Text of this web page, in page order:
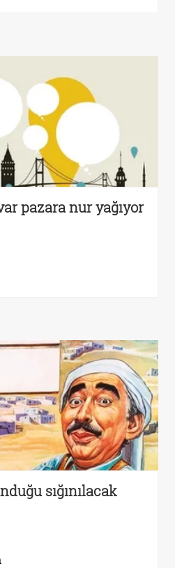
pazara nur yağıyor
sığınılacak